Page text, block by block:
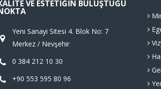
VE ESTETIĞIN BULUŞTUĞU
Yeni Sanayi Sitesi 4. Blok No: 7
Merkez / Nevşehir
0 384 212 10 30
+90 553 595 80 96